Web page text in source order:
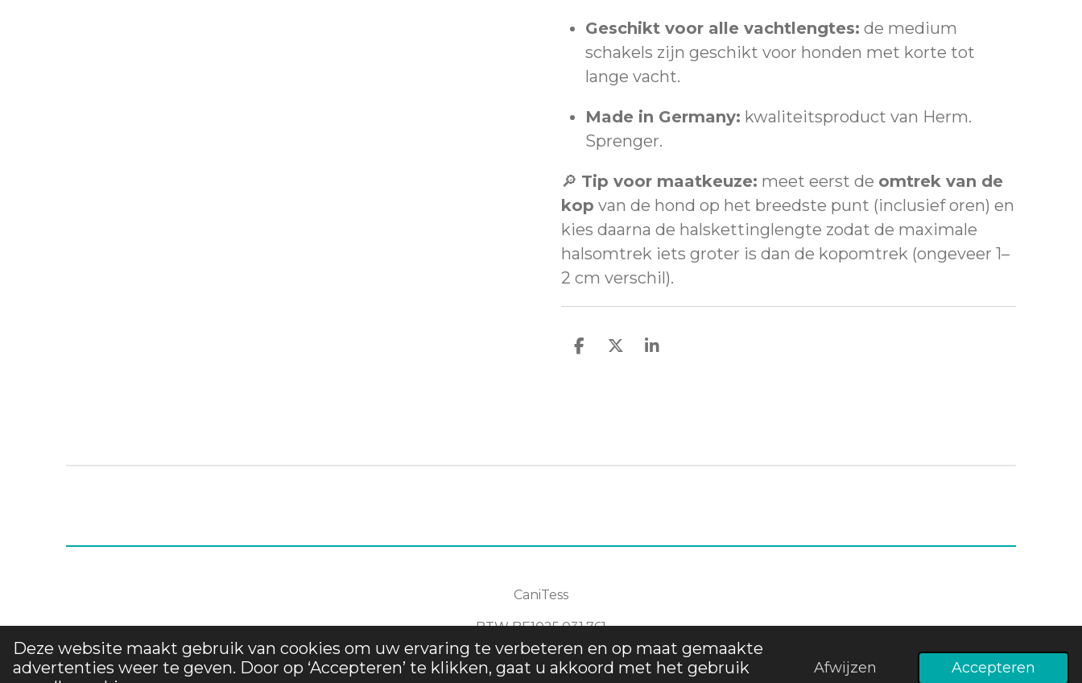
Deze website maakt gebruik van cookies om uw ervaring te verbeteren en op maat gemaakte
advertenties weer te geven. Door op ‘Accepteren’ te klikken, gaat u akkoord met het gebruik
Afwijzen Accepteren
Geschikt voor alle vachtlengtes: de medium
schakels zijn geschikt voor honden met korte tot
lange vacht.
Made in Germany: kwaliteitsproduct van Herm.
Sprenger.
🔎 Tip voor maatkeuze: meet eerst de omtrek van de
kop van de hond op het breedste punt (inclusief oren) en
kies daarna de halskettinglengte zodat de maximale
halsomtrek iets groter is dan de kopomtrek (ongeveer 1–
2 cm verschil).
D
D
S
CaniTess
BTWBE1025.031.761
© 2025 CaniTess - Alle rechten voorbehouden.